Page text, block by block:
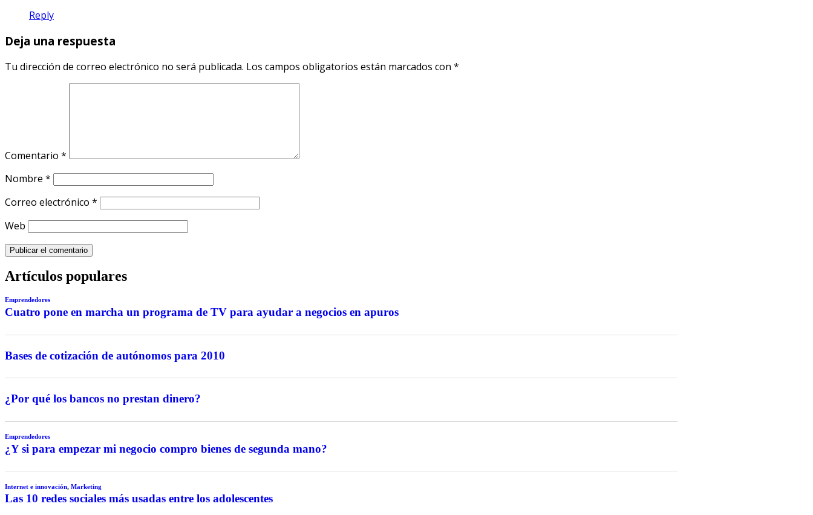
Reply
Deja una respuesta
Tu dirección de correo electrónico no será publicada. Los campos obligatorios están marcados con *
Comentario *
Nombre *
Correo electrónico *
Web
Artículos populares